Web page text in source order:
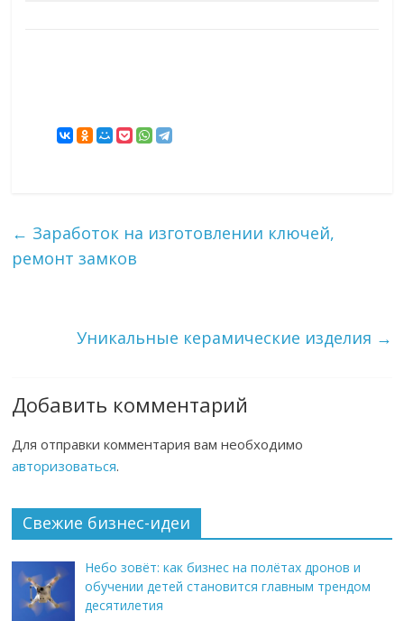
← Заработок на изготовлении ключей,
ремонт замков
Уникальные керамические изделия →
Добавить комментарий
Для отправки комментария вам необходимо
авторизоваться.
Свежие бизнес-идеи
Небо зовёт: как бизнес на полётах дронов и
обучении детей становится главным трендом
десятилетия